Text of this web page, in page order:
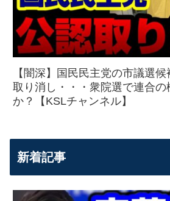
【闇深】国民民主党の市議選
取り消し・・・衆院選で連合の
か？【KSLチャンネル】
新着記事